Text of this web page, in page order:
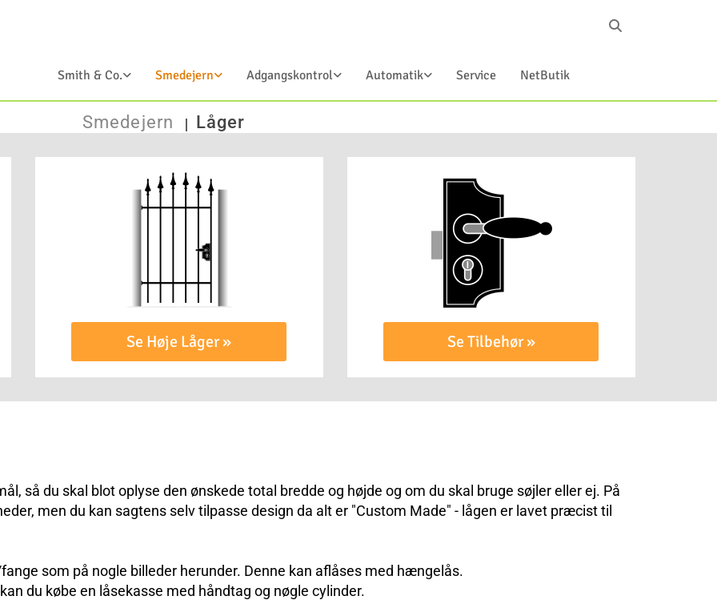
Smith & Co. Smedejern Adgangskontrol Automatik Service NetButik
Smedejern | Låger
Se Høje Låger » Se Tilbehør »
så du skal blot oplyse den ønskede total bredde og højde og om du skal bruge søjler eller ej. På
men du kan sagtens selv tilpasse design da alt er "Custom Made" - lågen er lavet præcist til
som på nogle billeder herunder. Denne kan aflåses med hængelås.
du købe en låsekasse med håndtag og nøgle cylinder.